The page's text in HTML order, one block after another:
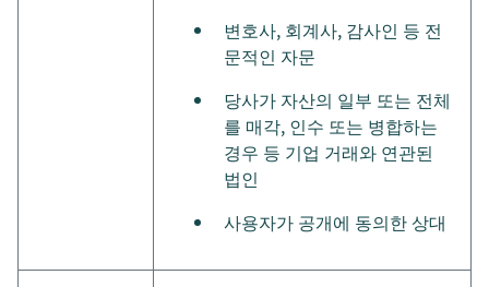
변호사, 회계사, 감사인 등 전
문적인 자문
당사가 자산의 일부 또는 전체
를 매각, 인수 또는 병합하는
경우 등 기업 거래와 연관된
법인
사용자가 공개에 동의한 상대